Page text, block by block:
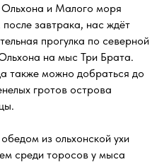
и Малого моря
завтрака, нас ждёт
прогулка по северной
на мыс Три Брата.
также можно добраться до
гротов острова
из ольхонской ухи
среди торосов у мыса